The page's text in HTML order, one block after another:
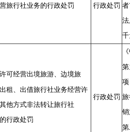
旅行社业务的行政处罚 行政处罚
可经营出境旅游、边境旅
租、出借旅行社业务经营许
他方式非法转让旅行社
行政处罚
行政处罚